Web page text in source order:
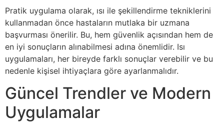
Pratik uygulama olarak, ısı ile şekillendirme tekniklerini
kullanmadan önce hastaların mutlaka bir uzmana
başvurması önerilir. Bu, hem güvenlik açısından hem de
en iyi sonuçların alınabilmesi adına önemlidir. Isı
uygulamaları, her bireyde farklı sonuçlar verebilir ve bu
nedenle kişisel ihtiyaçlara göre ayarlanmalıdır.
Güncel Trendler ve Modern
Uygulamalar